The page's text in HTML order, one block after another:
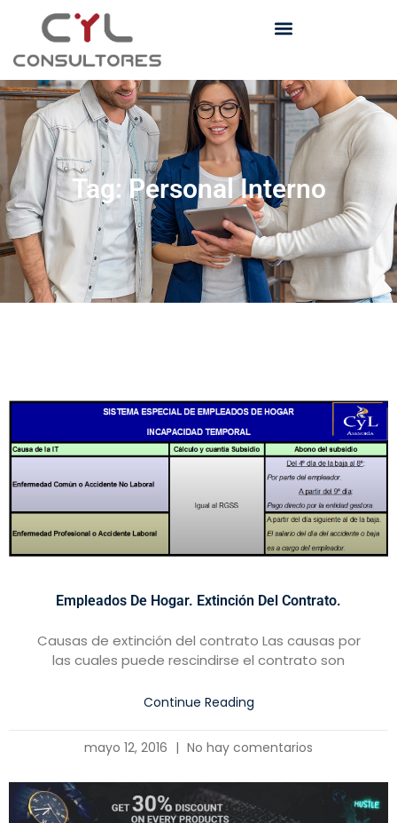
Tag: Personal Interno
Empleados De Hogar. Extinción Del Contrato.
Causas de extinción del contrato Las causas por
las cuales puede rescindirse el contrato son
Continue Reading
mayo 12, 2016 No hay comentarios